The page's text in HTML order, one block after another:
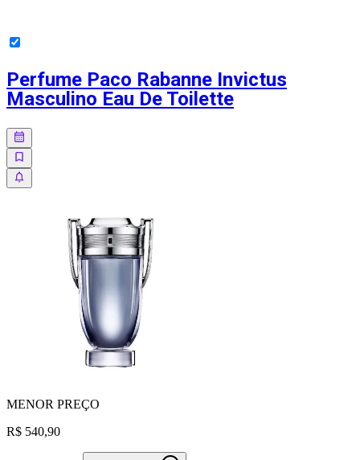
Perfume Paco Rabanne Invictus
Masculino Eau De Toilette
MENOR PREÇO
R$ 540,90